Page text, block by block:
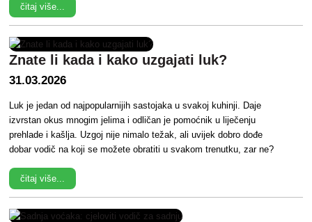
čitaj više...
Znate li kada i kako uzgajati luk?
31.03.2026
Luk je jedan od najpopularnijih sastojaka u svakoj kuhinji. Daje
izvrstan okus mnogim jelima i odličan je pomoćnik u liječenju
prehlade i kašlja. Uzgoj nije nimalo težak, ali uvijek dobro dođe
dobar vodič na koji se možete obratiti u svakom trenutku, zar ne?
čitaj više...